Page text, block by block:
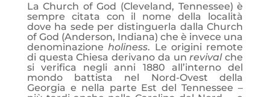
La Church of God (Cleveland, Tennessee) è
sempre citata con il nome della località
dove ha sede per distinguerla dalla Church
of God (Anderson, Indiana) che è invece una
denominazioneholiness. Le origini remote
di questa Chiesa derivano da unrevivalche
si verifica negli anni 1880 all’interno del
mondo battista nel Nord-Ovest della
Georgia e nella parte Est del Tennessee –